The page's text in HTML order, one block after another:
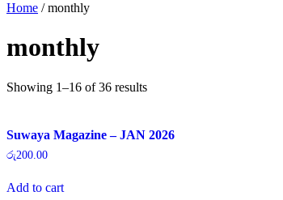
Home / monthly
monthly
Showing 1–16 of 36 results
Suwaya Magazine – JAN 2026
රු200.00
Add to cart